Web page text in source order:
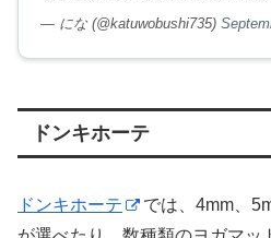
— にな (@katuwobushi735)
ドンキホーテ
ドンキホーテ
では、4mm、